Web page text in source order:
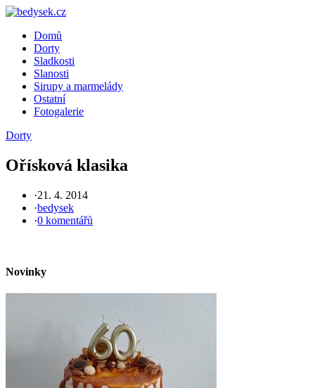
Skip
contentDomů
Dorty
Sladkosti
Slanosti
Sirupy a marmelády
Ostatní
Fotogalerie
Dorty
Ořísková klasika
·21. 4. 2014
·bedysek
·0 komentářů
Novinky